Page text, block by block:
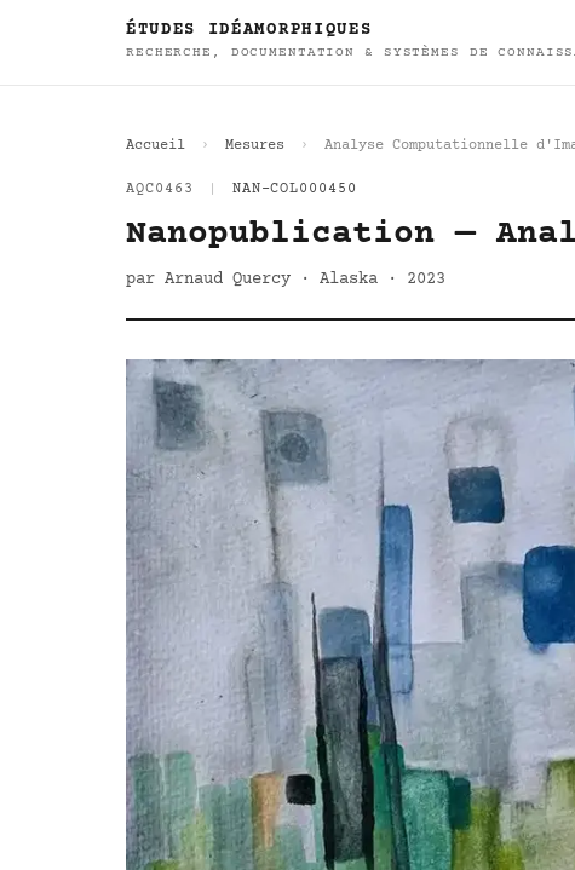
ÉTUDES IDÉAMORPHIQUES
RECHERCHE, DOCUMENTATION & SYSTÈMES DE
Accueil Mesures Analyse Computationnelle
AQC0463 NAN-COL000450
Nanopublication —
par Arnaud Quercy · Alaska · 2023